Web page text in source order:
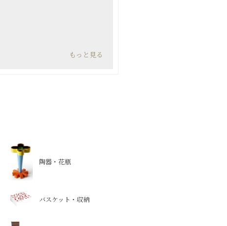
もっと見る
陶器・花瓶
バスケット・収納